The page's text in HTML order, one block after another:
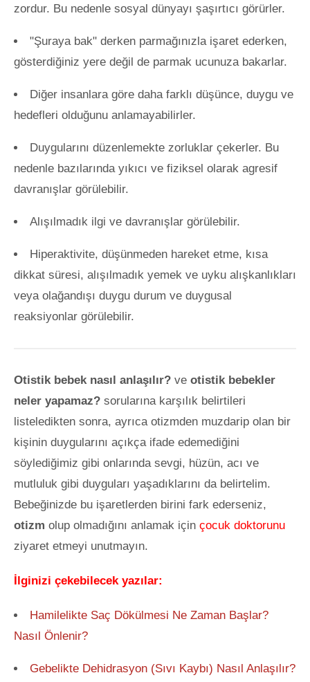
zordur. Bu nedenle sosyal dünyayı şaşırtıcı görürler.
"Şuraya bak" derken parmağınızla işaret ederken,
gösterdiğiniz yere değil de parmak ucunuza bakarlar.
Diğer insanlara göre daha farklı düşünce, duygu ve
hedefleri olduğunu anlamayabilirler.
Duygularını düzenlemekte zorluklar çekerler. Bu
nedenle bazılarında yıkıcı ve fiziksel olarak agresif
davranışlar görülebilir.
Alışılmadık ilgi ve davranışlar görülebilir.
Hiperaktivite, düşünmeden hareket etme, kısa
dikkat süresi, alışılmadık yemek ve uyku alışkanlıkları
veya olağandışı duygu durum ve duygusal
reaksiyonlar görülebilir.
Otistik bebek nasıl anlaşılır? ve otistik bebekler
neler yapamaz? sorularına karşılık belirtileri
listeledikten sonra, ayrıca otizmden muzdarip olan bir
kişinin duygularını açıkça ifade edemediğini
söylediğimiz gibi onlarında sevgi, hüzün, acı ve
mutluluk gibi duyguları yaşadıklarını da belirtelim.
Bebeğinizde bu işaretlerden birini fark ederseniz,
otizm olup olmadığını anlamak için çocuk doktorunu
ziyaret etmeyi unutmayın.
İlginizi çekebilecek yazılar:
Hamilelikte Saç Dökülmesi Ne Zaman Başlar?
Nasıl Önlenir?
Gebelikte Dehidrasyon (Sıvı Kaybı) Nasıl Anlaşılır?